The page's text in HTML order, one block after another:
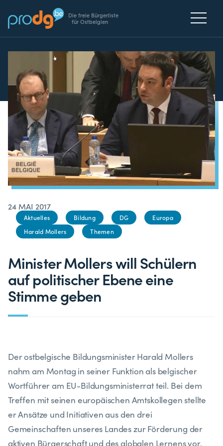
Die freie Bürgerliste
für Ostbelgien
24 MAI 2017
Aktuelles Bildung DG
Europa
Harald Mollers
Themen
Minister Mollers will Schülern
auf politischer Ebene eine
Stimme geben
Der ostbelgische Bildungsminister Harald Mollers
nahm am Montag in seiner Funktion als belgischer
Wortführer am EU-Bildungsministerrat teil. Bei dem
Treffen mit seinen europäischen Amtskollegen stellte
er Ansätze und Initiativen aus den drei
Gemeinschaften unseres Landes zur Förderung der
aktiven Bürgerschaft und des globalen Lernens vor.